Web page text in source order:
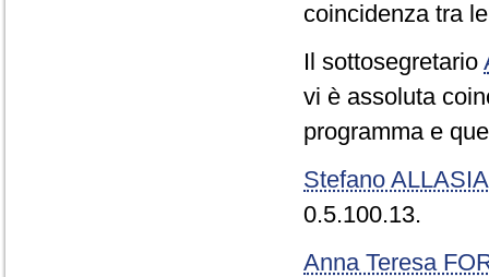
coincidenza tra
Il sottosegretario
vi è assoluta
programma e
Stefano ALLASIA
0.5.100.13.
Anna Teresa